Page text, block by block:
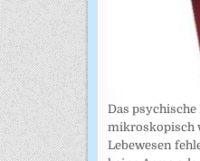
Das
mikroskopisch
Lebewesen